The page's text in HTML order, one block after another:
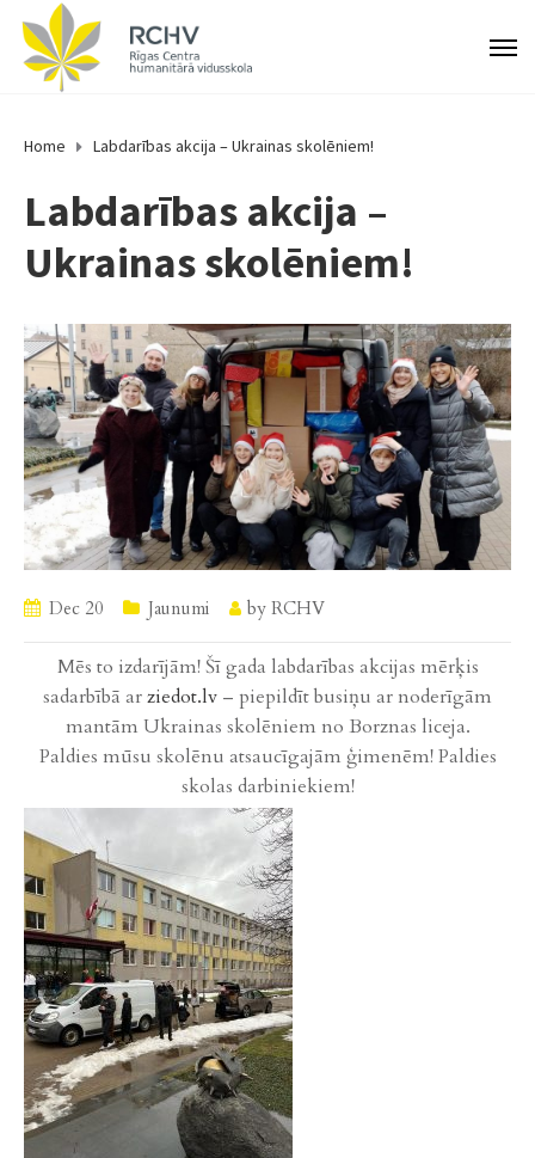
Home Labdarības akcija – Ukrainas skolēniem!
Labdarības akcija –
Ukrainas skolēniem!
Dec 20 Jaunumi by RCHV
Mēs to izdarījām! Šī gada labdarības akcijas mērķis
sadarbībā arziedot.lv – piepildīt busiņu ar noderīgām
mantām Ukrainas skolēniem no Borznas liceja.
Paldies mūsu skolēnu atsaucīgajām ģimenēm! Paldies
skolas darbiniekiem!